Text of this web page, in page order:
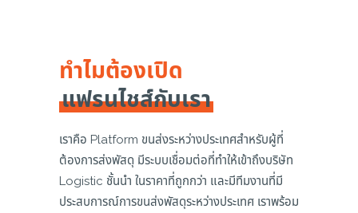
ทำไมต้องเปิด
แฟรนไชส์กับเรา
เราคือ Platform ขนส่งระหว่างประเทศสำหรับผู้ที่
ต้องการส่งพัสดุ มีระบบเชื่อมต่อที่ทำให้เข้าถึงบริษัท
Logistic ชั้นนำ ในราคาที่ถูกกว่า และมีทีมงานที่มี
ประสบการณ์การขนส่งพัสดุระหว่างประเทศ เราพร้อม